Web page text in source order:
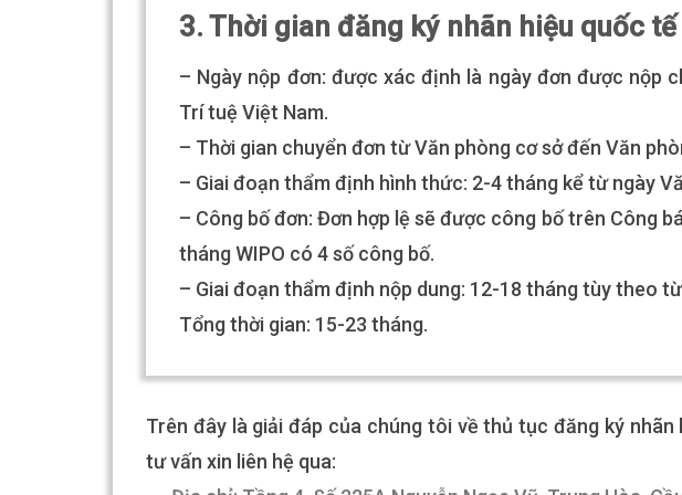
3. Thời gian đăng ký nhãn hiệu quốc tế
– Ngày nộp đơn: được xác định là ngày đơn được nộp
Trí tuệ Việt Nam.
– Thời gian chuyển đơn từ Văn phòng cơ sở đến Văn
– Giai đoạn thẩm định hình thức: 2-4 tháng kể từ ngày
– Công bố đơn: Đơn hợp lệ sẽ được công bố trên Công
tháng WIPO có 4 số công bố.
– Giai đoạn thẩm định nộp dung: 12-18 tháng tùy theo
Tổng thời gian: 15-23 tháng.
Trên đây là giải đáp của chúng tôi về thủ tục đăng ký
tư vấn xin liên hệ qua: